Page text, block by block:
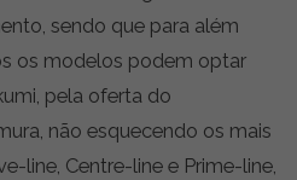
sendo que para além
os modelos podem optar
pela oferta do
não esquecendo os mais
line, Centre-line e Prime-line,